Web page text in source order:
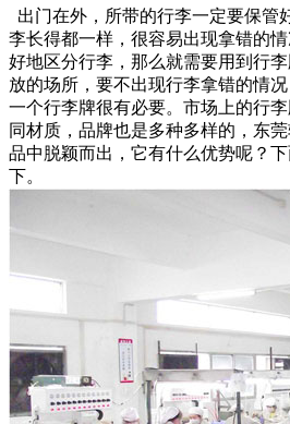
出门在外，所带的行李一定要保管
李长得都一样，很容易出现拿错的
好地区分行李，那么就需要用到行
放的场所，要不出现行李拿错的情
一个行李牌很有必要。市场上的行
同材质，品牌也是多种多样的，东
品中脱颖而出，它有什么优势呢？
下。